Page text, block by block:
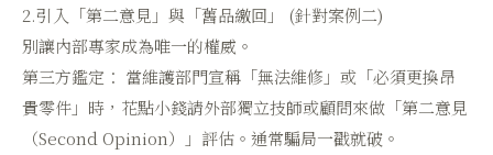
2.引入「第二意見」與「舊品繳回」 (針對案例二)
別讓內部專家成為唯一的權威。
第三方鑑定： 當維護部門宣稱「無法維修」或「必須更換昂
貴零件」時，花點小錢請外部獨立技師或顧問來做「第二意見
（Second Opinion）」評估。通常騙局一戳就破。